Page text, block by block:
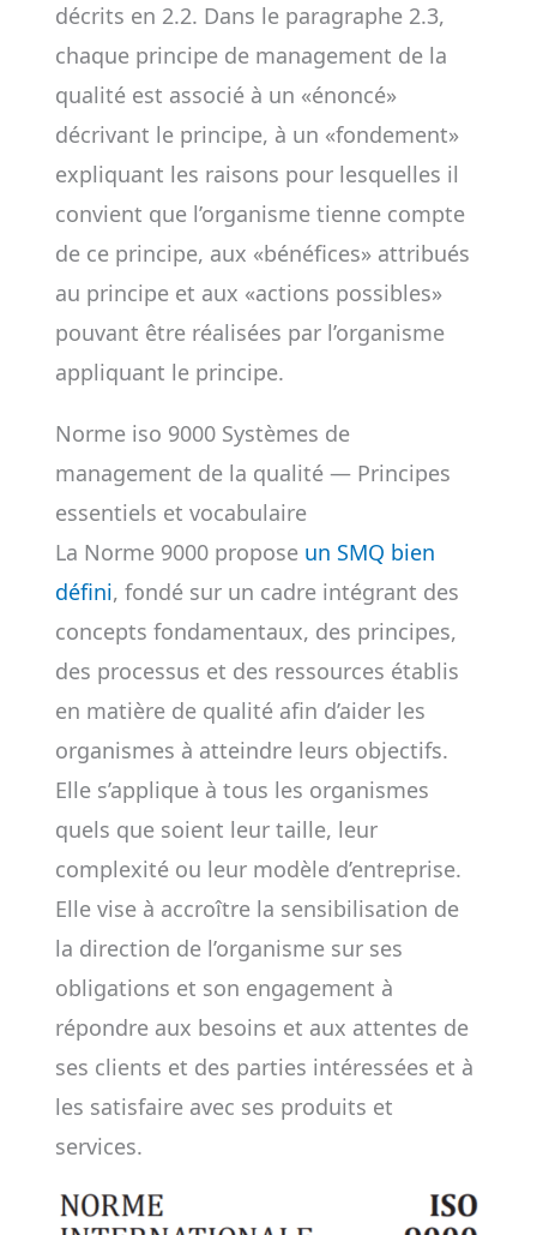
décrits en 2.2. Dans le paragraphe 2.3,
chaque principe de management de la
qualité est associé à un «énoncé»
décrivant le principe, à un «fondement»
expliquant les raisons pour lesquelles il
convient que l’organisme tienne compte
de ce principe, aux «bénéfices» attribués
au principe et aux «actions possibles»
pouvant être réalisées par l’organisme
appliquant le principe.
Norme iso 9000 Systèmes de
management de la qualité — Principes
essentiels et vocabulaire
La Norme 9000 propose un SMQ bien
défini, fondé sur un cadre intégrant des
concepts fondamentaux, des principes,
des processus et des ressources établis
en matière de qualité afin d’aider les
organismes à atteindre leurs objectifs.
Elle s’applique à tous les organismes
quels que soient leur taille, leur
complexité ou leur modèle d’entreprise.
Elle vise à accroître la sensibilisation de
la direction de l’organisme sur ses
obligations et son engagement à
répondre aux besoins et aux attentes de
ses clients et des parties intéressées et à
les satisfaire avec ses produits et
services.